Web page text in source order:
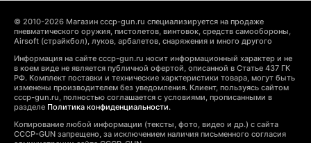
© 2010-2026 Магазин cccp-gun.ru специализируется на продаже
пневматического оружия, пистолетов, винтовок, средств самообороны,
Airsoft (страйкбол), луков, арбалетов, снаряжения и много другого
Информация на сайте cccp-gun.ru носит информационный характер и не
в коем виде не является публичной офертой, описанной в Статье 437 ГК
РФ. Комплект поставки и технические харктеристики товара, могут быть
изменены производителем без уведомления. Клиент, пользуясь сайтом
cccp-gun.ru, полностью соглашается с условиями, прописанными в
разделе Политика конфиденциальности.
Копирование любой информации (тексты, фото, видео и др.) с сайта
CCCP-GUN запрещено, за исключением наличия письменного согласия